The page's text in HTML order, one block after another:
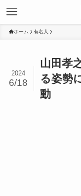
ホーム 有名人
山田孝
る姿勢
動
2024
6/18